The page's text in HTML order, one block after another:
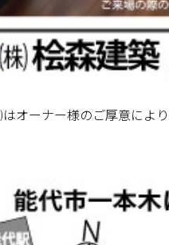
オーナー様のご厚意によ